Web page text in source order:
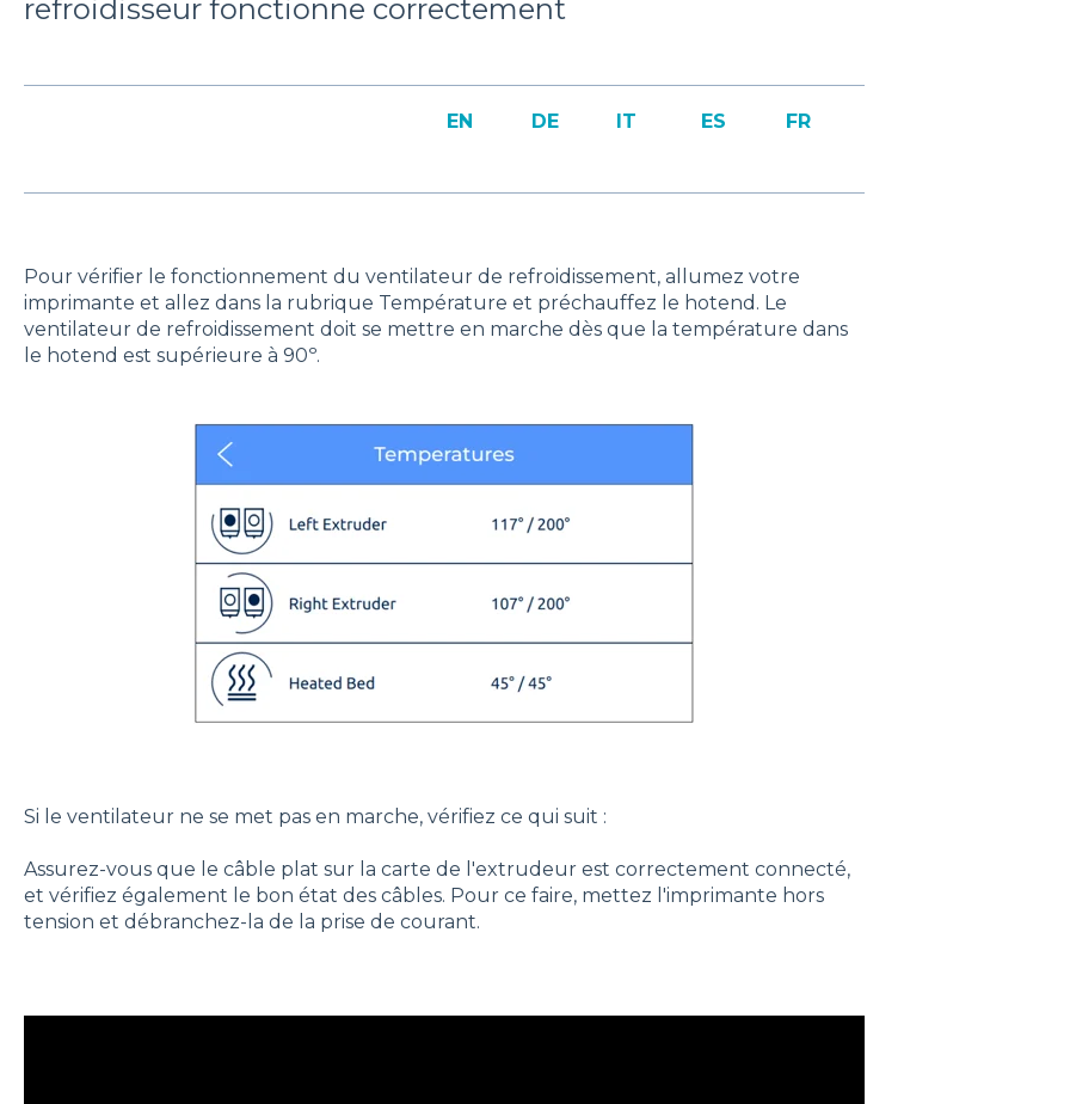
refroidisseur fonctionne correctement
EN DE IT ES FR
Pour vérifier le fonctionnement du ventilateur de refroidissement, allumez votre
imprimante et allez dans la rubrique Température et préchauffez le hotend. Le
ventilateur de refroidissement doit se mettre en marche dès que la température dans
le hotend est supérieure à 90º.
Si le ventilateur ne se met pas en marche, vérifiez ce qui suit :
Assurez-vous que le câble plat sur la carte de l'extrudeur est correctement connecté,
et vérifiez également le bon état des câbles. Pour ce faire, mettez l'imprimante hors
tension et débranchez-la de la prise de courant.